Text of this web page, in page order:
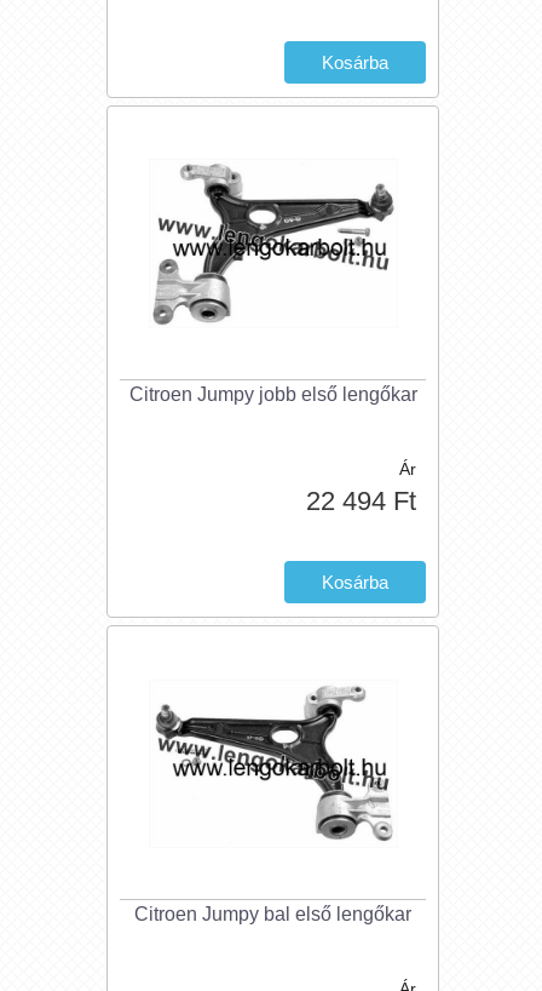
Citroen Jumpy jobb első lengőkar
Ár
22 494 Ft
Citroen Jumpy bal első lengőkar